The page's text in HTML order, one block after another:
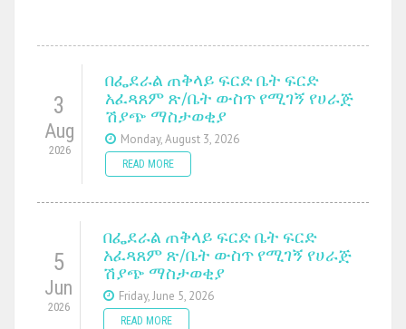
3
Aug
2026
በፌደራል ጠቅላይ ፍርድ ቤት ፍርድ
አፈጻጸም ጽ/ቤት ውስጥ የሚገኝ የሀራጅ
ሽያጭ ማስታወቂያ
Monday, August 3, 2026
READ MORE
5
Jun
2026
በፌደራል ጠቅላይ ፍርድ ቤት ፍርድ
አፈጻጸም ጽ/ቤት ውስጥ የሚገኝ የሀራጅ
ሽያጭ ማስታወቂያ
Friday, June 5, 2026
READ MORE